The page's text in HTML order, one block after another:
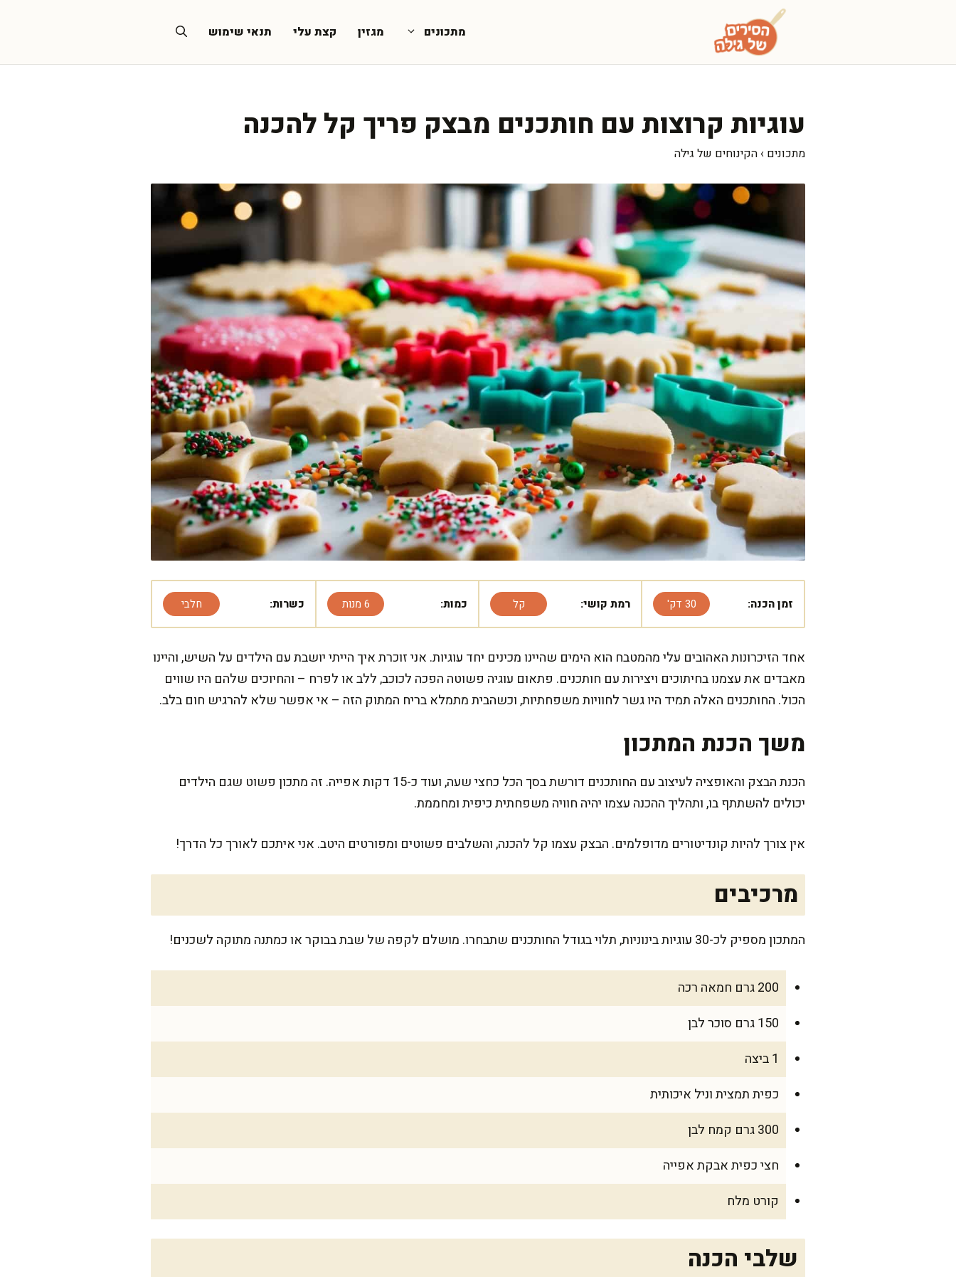
מתכונים מגזין קצת עלי תנאי שימוש
עוגיות קרוצות עם חותכנים מבצק פריך קל להכנה
מתכונים › הקינוחים של גילה
זמן הכנה: 30 דק' רמת קושי: קל כמות: 6 מנות כשרות: חלבי
אחד הזיכרונות האהובים עלי מהמטבח הוא הימים שהיינו מכינים יחד עוגיות. אני זוכרת איך הייתי יושבת עם הילדים על השיש, והיינו
מאבדים את עצמנו בחיתוכים ויצירות עם חותכנים. פתאום עוגיה פשוטה הפכה לכוכב, ללב או לפרח – והחיוכים שלהם היו שווים
הכול. החותכנים האלה תמיד היו גשר לחוויות משפחתיות, וכשהבית מתמלא בריח המתוק הזה – אי אפשר שלא להרגיש חום בלב.
משך הכנת המתכון
הכנת הבצק והאופציה לעיצוב עם החותכנים דורשת בסך הכל כחצי שעה, ועוד כ-15 דקות אפייה. זה מתכון פשוט שגם הילדים
יכולים להשתתף בו, ותהליך ההכנה עצמו יהיה חוויה משפחתית כיפית ומחממת.
אין צורך להיות קונדיטורים מדופלמים. הבצק עצמו קל להכנה, והשלבים פשוטים ומפורטים היטב. אני איתכם לאורך כל הדרך!
מרכיבים
המתכון מספיק לכ-30 עוגיות בינוניות, תלוי בגודל החותכנים שתבחרו. מושלם לקפה של שבת בבוקר או כמתנה מתוקה לשכנים!
200 גרם חמאה רכה
150 גרם סוכר לבן
1 ביצה
כפית תמצית וניל איכותית
300 גרם קמח לבן
חצי כפית אבקת אפייה
קורט מלח
שלבי הכנה